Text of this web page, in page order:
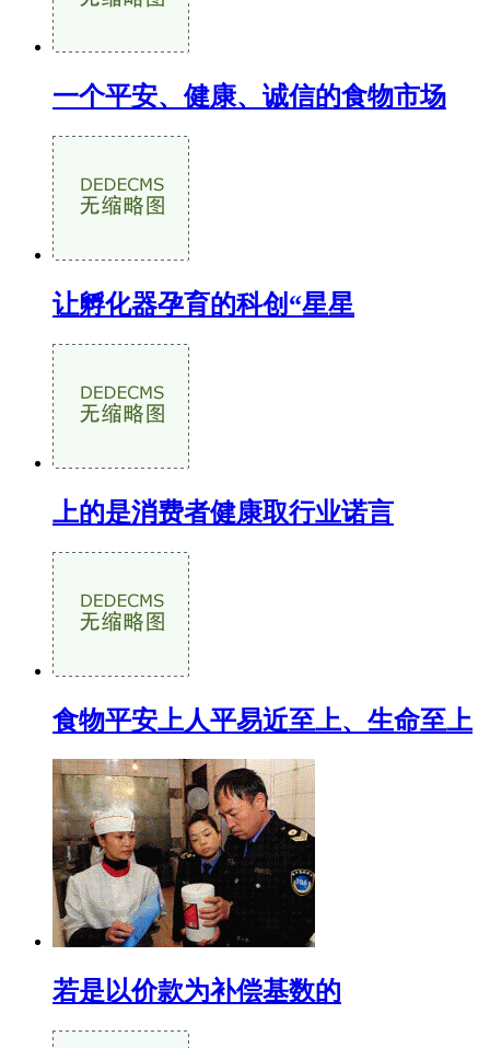
一个平安、健康、诚信的食物市场
让孵化器孕育的科创“星星
上的是消费者健康取行业诺言
食物平安上人平易近至上、生命至上
若是以价款为补偿基数的